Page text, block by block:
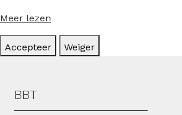
Meer lezen
Accepteer Weiger
Hoofdmenu
BBT